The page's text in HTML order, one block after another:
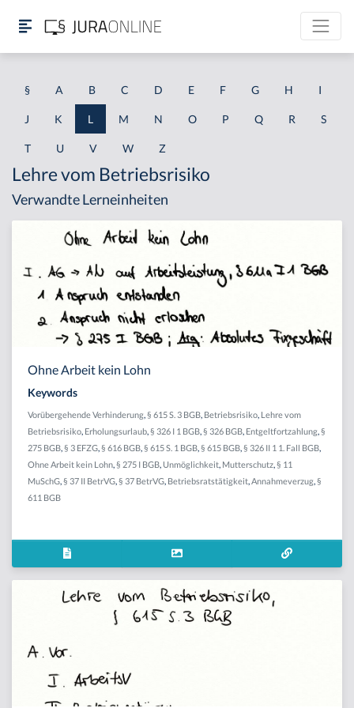
§ A B C D E F G H I
J K L M N O P Q R S
T U V W Z
Lehre vom Betriebsrisiko
Verwandte Lerneinheiten
Ohne Arbeit kein Lohn
Keywords
Vorübergehende Verhinderung § 615 S. 3 BGB Betriebsrisiko Lehre vom
Betriebsrisiko Erholungsurlaub § 326 I 1 BGB § 326 BGB Entgeltfortzahlung §
275 BGB § 3 EFZG § 616 BGB § 615 S. 1 BGB § 615 BGB § 326 II 1 1. Fall BGB
Ohne Arbeit kein Lohn § 275 I BGB Unmöglichkeit Mutterschutz § 11
MuSchG § 37 II BetrVG § 37 BetrVG Betriebsratstätigkeit Annahmeverzug §
611 BGB